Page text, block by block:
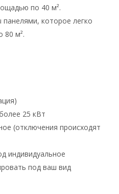
по 40 м².
которое легко
80 м².
25 кВт
(отключения происходят
индивидуальное
под ваш вид